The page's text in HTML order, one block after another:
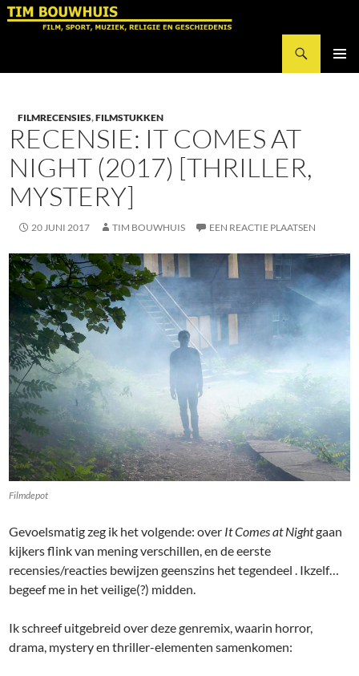
Ga
FILMRECENSIES,FILMSTUKKEN
RECENSIE: IT COMES AT
NIGHT (2017) [THRILLER,
MYSTERY]
20 JUNI 2017 TIM BOUWHUIS EEN REACTIE PLAATSEN
Filmdepot
Gevoelsmatig zeg ik het volgende: over It Comes at Nightgaan
kijkers flink van mening verschillen, en de eerste
recensies/reacties bewijzen geenszins het tegendeel . Ikzelf…
begeef me in het veilige(?) midden.
Ik schreef uitgebreid over deze genremix, waarin horror,
drama, mystery en thriller-elementen samenkomen: